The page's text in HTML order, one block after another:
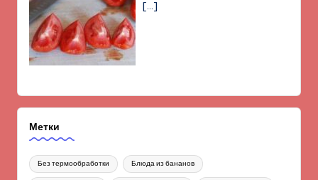
[…]
Метки
Без термообработки Блюда из бананов